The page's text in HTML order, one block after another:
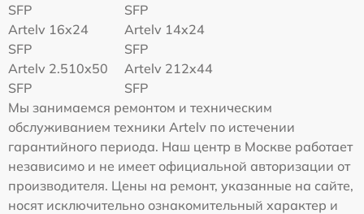
SFP
SFP
Artelv 16x24
SFP
Artelv 14x24
SFP
Artelv 2.510x50
SFP
Artelv 212x44
SFP
Мы занимаемся ремонтом и техническим
обслуживанием техники Artelv по истечении
гарантийного периода. Наш центр в Москве работает
независимо и не имеет официальной авторизации от
производителя. Цены на ремонт, указанные на сайте,
носят исключительно ознакомительный характер и